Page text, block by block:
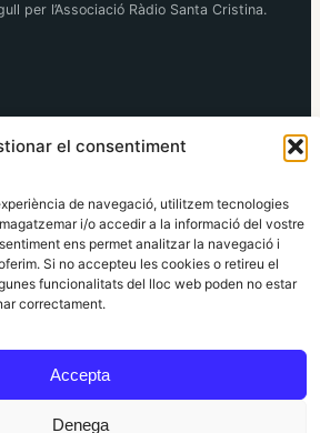
el consentiment
de navegació, utilitzem tecnologies
i/o accedir a la informació del vostre
ens permet analitzar la navegació i
Si no accepteu les cookies o retireu el
funcionalitats del lloc web poden no estar
correctament.
Accepta
Denega
per l’Associació Ràdio Santa Cristina.